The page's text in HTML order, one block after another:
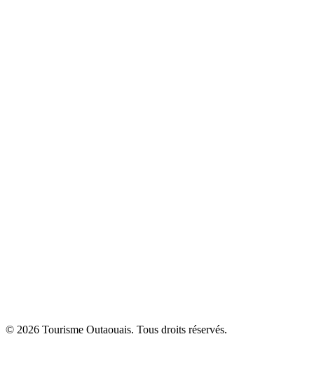
© 2026 Tourisme Outaouais. Tous droits réservés.